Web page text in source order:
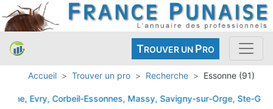
TROUVER UN PRO
Accueil Trouver un pro Recherche Essonne (91)
Corbeil-Essonnes, Massy, Savigny-sur-Orge, Ste-